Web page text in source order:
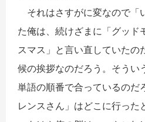
それはさすがに変なので「
た俺は、続けざまに「グッド
スマス」と言い直していたの
候の挨拶なのだろう。そうい
単語の順番で合っているのだ
レンスさん」はどこに行った